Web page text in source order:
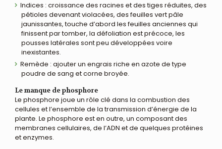
Indices : croissance des racines et des tiges réduites, des
pétioles devenant violacées, des feuilles vert pâle
jaunissantes, touche d’abord les feuilles anciennes qui
finissent par tomber, la défoliation est précoce, les
pousses latérales sont peu développées voire
inexistantes.
Remède : ajouter un engrais riche en azote de type
poudre de sang et corne broyée.
Le manque de phosphore
Le phosphore joue un rôle clé dans la combustion des
cellules et l’ensemble de la transmission d’énergie de la
plante. Le phosphore est en outre, un composant des
membranes cellulaires, de l’ADN et de quelques protéines
et enzymes.